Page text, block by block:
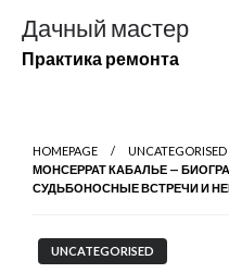
содержимому
Дачный мастер
Практика ремонта
HOMEPAGE
UNCATEGORISED
МОНСЕРРАТ КАБАЛЬЕ —
СУДЬБОНОСНЫЕ ВСТРЕЧИ И
UNCATEGORISED